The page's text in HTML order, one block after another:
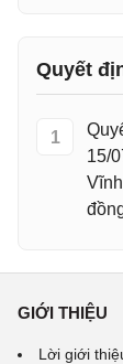
Quyết
1
15/
GIỚI THIỆU
Lời giới